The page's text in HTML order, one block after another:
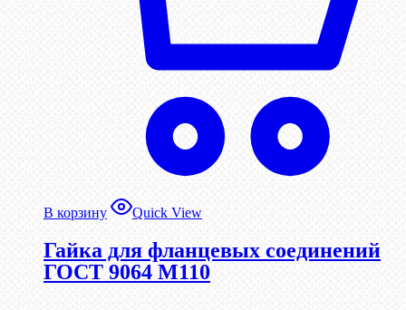
В корзину Quick View
Гайка для фланцевых соединений
ГОСТ 9064 М110